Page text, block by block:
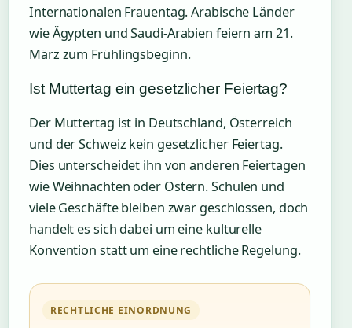
Internationalen Frauentag. Arabische Länder
wie Ägypten und Saudi-Arabien feiern am 21.
März zum Frühlingsbeginn.
Ist Muttertag ein gesetzlicher Feiertag?
Der Muttertag ist in Deutschland, Österreich
und der Schweiz kein gesetzlicher Feiertag.
Dies unterscheidet ihn von anderen Feiertagen
wie Weihnachten oder Ostern. Schulen und
viele Geschäfte bleiben zwar geschlossen, doch
handelt es sich dabei um eine kulturelle
Konvention statt um eine rechtliche Regelung.
RECHTLICHE EINORDNUNG